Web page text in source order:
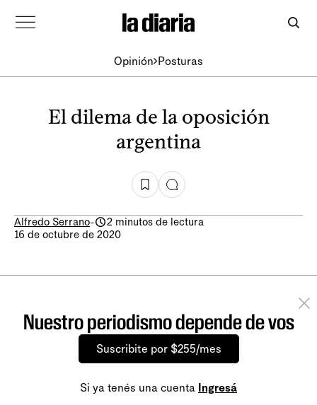
Opinión Posturas
El dilema de la oposición
argentina
Alfredo Serrano-
2 minutos de lectura
16 de octubre de 2020
Nuestro periodismo depende de vos
Suscribite por $255/mes
Si ya tenés una cuenta Ingresá